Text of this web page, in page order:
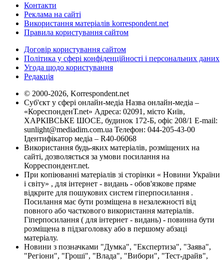
Контакти
Реклама на сайті
Використання матеріалів korrespondent.net
Правила користування сайтом
Договір користування сайтом
Політика у сфері конфіденційності і персональних даних
Угода щодо користування
Редакція
© 2000-2026, Korrespondent.net
Суб'єкт у сфері онлайн-медіа Назва онлайн-медіа –
«КореспонденТ.net» Адреса: 02091, місто Київ,
ХАРКІВСЬКЕ ШОСЕ, будинок 172-Б, офіс 208/1 E-mail:
sunlight@mediadim.com.ua Телефон: 044-205-43-00
Ідентифікатор медіа – R40-06068
Використання будь-яких матеріалів, розміщених на
сайті, дозволяється за умови посилання на
Корреспондент.net.
При копіюванні матеріалів зі сторінки « Новини України
і світу» , для інтернет - видань - обов'язкове пряме
відкрите для пошукових систем гіперпосилання .
Посилання має бути розміщена в незалежності від
повного або часткового використання матеріалів.
Гіперпосилання ( для інтернет - видань) - повинна бути
розміщена в підзаголовку або в першому абзаці
матеріалу.
Новини з позначками "Думка", "Експертиза", "Заява",
"Регіони", "Гроші", "Влада", "Вибори", "Тест-драйв",